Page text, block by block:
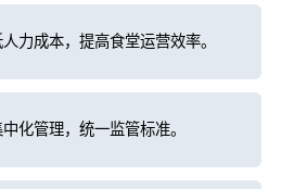
力成本，提高食堂运营效率。
化管理，统一监管标准。